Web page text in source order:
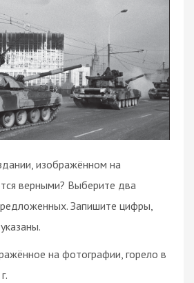
изображённом на
верными? Выберите два
Запишите цифры,
на фотографии, горело в